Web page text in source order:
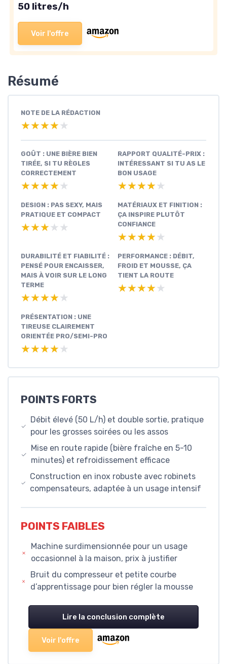
50 litres/h
Voir l'offre
Résumé
NOTE DE LA RÉDACTION
★★★★★
★★★★★
GOÛT : UNE BIÈRE BIEN
TIRÉE, SI TU RÈGLES
CORRECTEMENT
★★★★★
★★★★★
RAPPORT QUALITÉ-PRIX :
INTÉRESSANT SI TU AS LE
BON USAGE
★★★★★
★★★★★
DESIGN : PAS SEXY, MAIS
PRATIQUE ET COMPACT
★★★★★
★★★★★
MATÉRIAUX ET FINITION :
ÇA INSPIRE PLUTÔT
CONFIANCE
★★★★★
★★★★★
DURABILITÉ ET FIABILITÉ :
PENSÉ POUR ENCAISSER,
MAIS À VOIR SUR LE LONG
TERME
★★★★★
★★★★★
PERFORMANCE : DÉBIT,
FROID ET MOUSSE, ÇA
TIENT LA ROUTE
★★★★★
★★★★★
PRÉSENTATION : UNE
TIREUSE CLAIREMENT
ORIENTÉE PRO/SEMI-PRO
★★★★★
★★★★★
POINTS FORTS
Débit élevé (50 L/h) et double sortie, pratique
pour les grosses soirées ou les assos
Mise en route rapide (bière fraîche en 5-10
minutes) et refroidissement efficace
Construction en inox robuste avec robinets
compensateurs, adaptée à un usage intensif
POINTS FAIBLES
Machine surdimensionnée pour un usage
occasionnel à la maison, prix à justifier
Bruit du compresseur et petite courbe
d’apprentissage pour bien régler la mousse
Lire la conclusion complète
Voir l'offre